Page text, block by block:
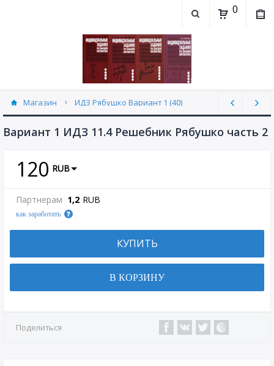
0
Магазин ИДЗ Рябушко Вариант 1 (40)
Вариант 1 ИДЗ 11.4 Решебник Рябушко часть 2
120 RUB
Партнерам 1,2 RUB
как заработать
КУПИТЬ
В КОРЗИНУ
Поделиться